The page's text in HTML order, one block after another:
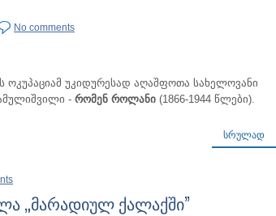
No comments
ოკუპაციამ უკიდურესად აღაშფოთა სახელოვანი
- რომენ როლანი (1866-1944 წლები).
ᲡᲠᲣᲚᲐᲓ
„მარადიულ ქალაქში”